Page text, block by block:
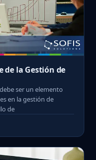
de la Gestión de
ser un elemento
en la gestión de
de